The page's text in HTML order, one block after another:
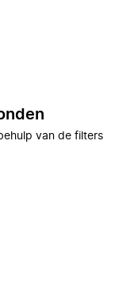
van de filters